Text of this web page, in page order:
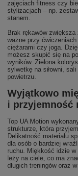
zajęciach fitness czy
stylizacjach – np.
stanem.
Brak rękawów
ważne przy
ciężarami czy joga.
możesz skupić się na
wyników. Zielona
sylwetkę na siłowni,
powietrzu.
Wyjątkowo
i przyjemność
Top UA Motion
strukturze, która
Delikatność materiału
dla osób o bardziej
ruchu. Miękkość idzie
leży na ciele, co ma
długich treningów oraz